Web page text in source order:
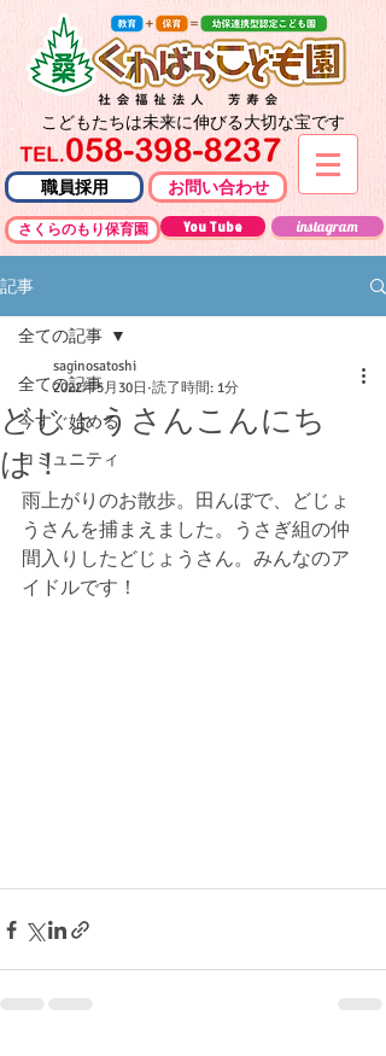
こどもたちは未来に伸びる大切な宝です
職員採用 お問い合わせ
さくらのもり保育園 You Tube instagram
記事
全ての記事
今すぐ始める
コミュニティ
全ての記事
どじょうさんこんにち
は！
saginosatoshi
2022年5月30日 読了時間: 1分
雨上がりのお散歩。田んぼで、どじょ
うさんを捕まえました。うさぎ組の仲
間入りしたどじょうさん。みんなのア
イドルです！